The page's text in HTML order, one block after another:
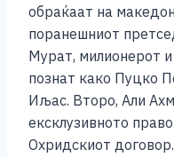
обраќаат на
поранешниот
Мурат, милионерот
познат како Пуцко
Иљас. Второ, Али
ексклузивното
Охридскиот договор.